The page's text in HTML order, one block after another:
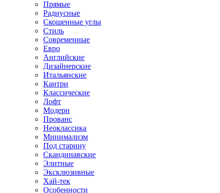
Прямые
Радиусные
Скошенные углы
Стиль
Современные
Евро
Английские
Дизайнерские
Итальянские
Кантри
Классические
Лофт
Модерн
Прованс
Неоклассика
Минимализм
Под старину
Скандинавские
Элитные
Эксклюзивные
Хай-тек
Особенности